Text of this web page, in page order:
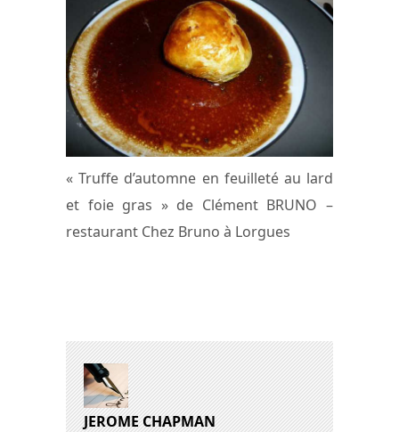
« Truffe d’automne en feuilleté au lard
et foie gras » de Clément BRUNO –
restaurant Chez Bruno à Lorgues
JEROME CHAPMAN